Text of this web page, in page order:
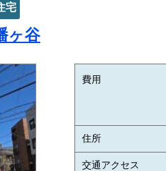
宅
ヶ谷
費用
住所
交通アクセス